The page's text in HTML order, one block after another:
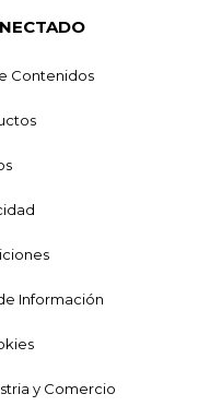
Contenidos
Información
y Comercio